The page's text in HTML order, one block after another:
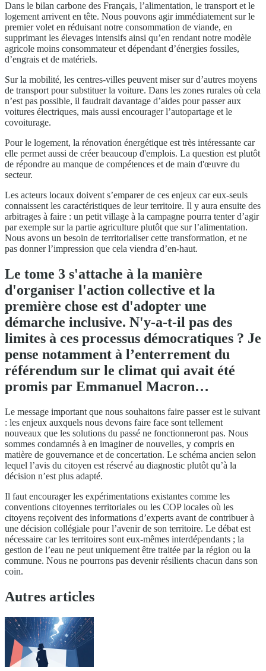
Dans le bilan carbone des Français, l’alimentation, le transport et le
logement arrivent en tête. Nous pouvons agir immédiatement sur le
premier volet en réduisant notre consommation de viande, en
supprimant les élevages intensifs ainsi qu’en rendant notre modèle
agricole moins consommateur et dépendant d’énergies fossiles,
d’engrais et de matériels.
Sur la mobilité, les centres-villes peuvent miser sur d’autres moyens
de transport pour substituer la voiture. Dans les zones rurales où cela
n’est pas possible, il faudrait davantage d’aides pour passer aux
voitures électriques, mais aussi encourager l’autopartage et le
covoiturage.
Pour le logement, la rénovation énergétique est très intéressante car
elle permet aussi de créer beaucoup d'emplois. La question est plutôt
de répondre au manque de compétences et de main d'œuvre du
secteur.
Les acteurs locaux doivent s’emparer de ces enjeux car eux-seuls
connaissent les caractéristiques de leur territoire. Il y aura ensuite des
arbitrages à faire : un petit village à la campagne pourra tenter d’agir
par exemple sur la partie agriculture plutôt que sur l’alimentation.
Nous avons un besoin de territorialiser cette transformation, et ne
pas donner l’impression que cela viendra d’en-haut.
Le tome 3 s'attache à la manière
d'organiser l'action collective et la
première chose est d'adopter une
démarche inclusive. N'y-a-t-il pas des
limites à ces processus démocratiques ? Je
pense notamment à l’enterrement du
référendum sur le climat qui avait été
promis par Emmanuel Macron…
Le message important que nous souhaitons faire passer est le suivant
: les enjeux auxquels nous devons faire face sont tellement
nouveaux que les solutions du passé ne fonctionneront pas. Nous
sommes condamnés à en imaginer de nouvelles, y compris en
matière de gouvernance et de concertation. Le schéma ancien selon
lequel l’avis du citoyen est réservé au diagnostic plutôt qu’à la
décision n’est plus adapté.
Il faut encourager les expérimentations existantes comme les
conventions citoyennes territoriales ou les COP locales où les
citoyens reçoivent des informations d’experts avant de contribuer à
une décision collégiale pour l’avenir de son territoire. Le débat est
nécessaire car les territoires sont eux-mêmes interdépendants ; la
gestion de l’eau ne peut uniquement être traitée par la région ou la
commune. Nous ne pourrons pas devenir résilients chacun dans son
coin.
Autres articles